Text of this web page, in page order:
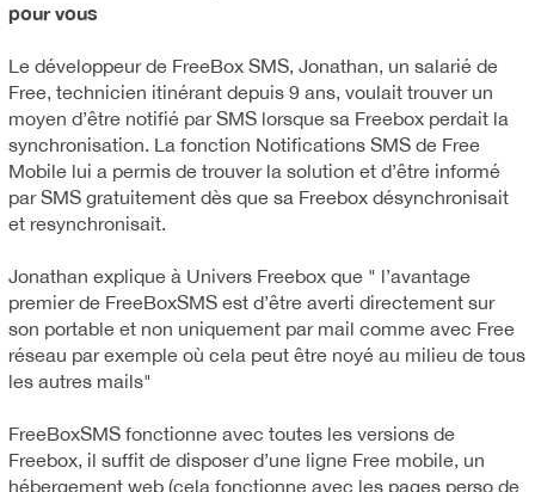
pour vous
Le développeur de FreeBox SMS, Jonathan, un salarié de
Free, technicien itinérant depuis 9 ans, voulait trouver un
moyen d’être notifié par SMS lorsque sa Freebox perdait la
synchronisation. La fonction Notifications SMS de Free
Mobile lui a permis de trouver la solution et d’être informé
par SMS gratuitement dès que sa Freebox désynchronisait
et resynchronisait.
Jonathan explique à Univers Freebox que " l’avantage
premier de FreeBoxSMS est d’être averti directement sur
son portable et non uniquement par mail comme avec Free
réseau par exemple où cela peut être noyé au milieu de tous
les autres mails"
FreeBoxSMS fonctionne avec toutes les versions de
Freebox, il suffit de disposer d’une ligne Free mobile, un
hébergement web (cela fonctionne avec les pages perso de